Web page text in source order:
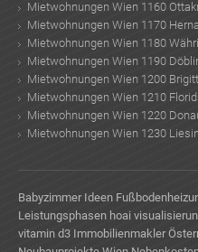
Mietwohnungen Wien 1160
Mietwohnungen Wien 1170
Mietwohnungen Wien 1180
Mietwohnungen Wien 1190
Mietwohnungen Wien 1200
Mietwohnungen Wien 1210
Mietwohnungen Wien 1220
Mietwohnungen Wien 1230
Babyzimmer Ideen
Leistungsphasen hoai
vitamin d3 Immobilienmakler